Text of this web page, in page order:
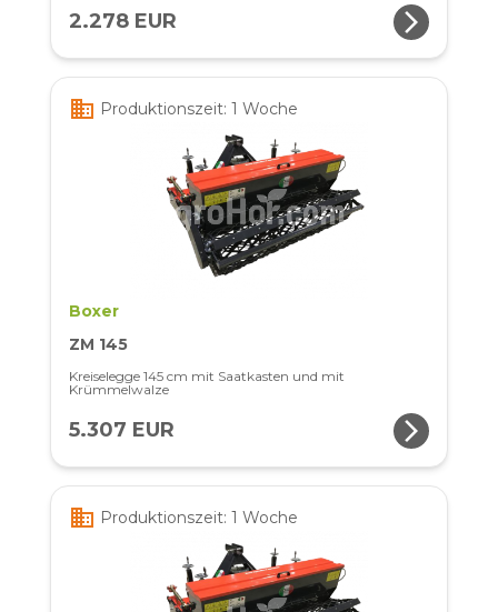
2.278 EUR arrow_forward_ios
business Produktionszeit: 1 Woche
Boxer
ZM 145
Kreiselegge 145 cm mit Saatkasten und mit
Krümmelwalze
5.307 EUR arrow_forward_ios
business Produktionszeit: 1 Woche